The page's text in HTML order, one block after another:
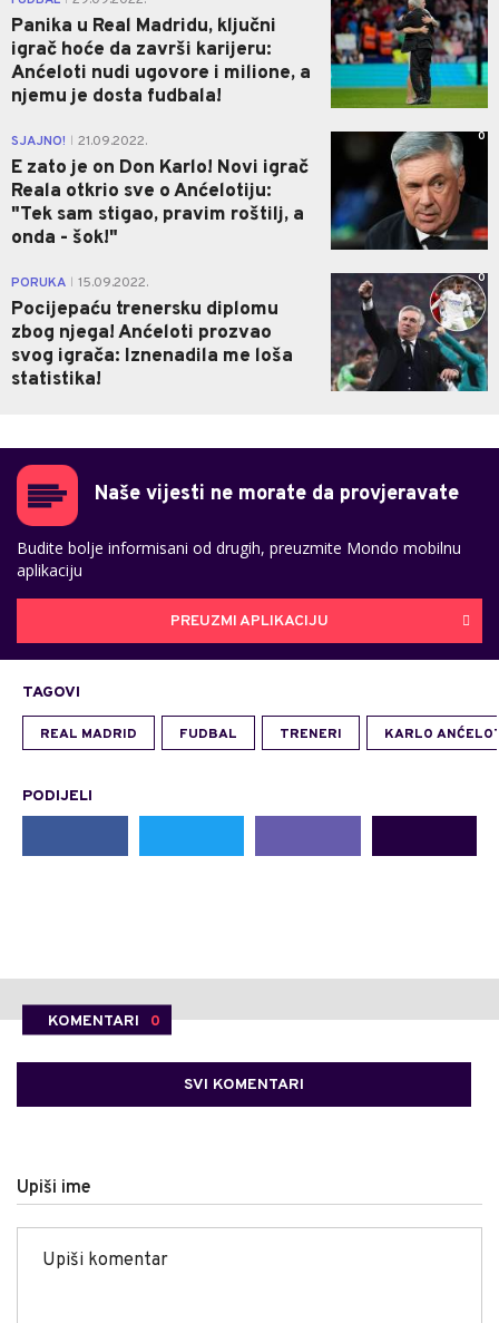
Panika u Real Madridu, ključni
igrač hoće da završi karijeru:
Anćeloti nudi ugovore i milione, a
njemu je dosta fudbala!
SJAJNO! 21.09.2022.
E zato je on Don Karlo! Novi igrač
Reala otkrio sve o Anćelotiju:
"Tek sam stigao, pravim roštilj, a
onda - šok!"
0
PORUKA 15.09.2022.
Pocijepaću trenersku diplomu
zbog njega! Anćeloti prozvao
svog igrača: Iznenadila me loša
statistika!
0
Naše vijesti ne morate da provjeravate
Budite bolje informisani od drugih, preuzmite Mondo mobilnu
aplikaciju
PREUZMI APLIKACIJU
TAGOVI
REAL MADRID FUDBAL TRENERI KARLO
PODIJELI
KOMENTARI 0
SVI KOMENTARI
Upiši ime